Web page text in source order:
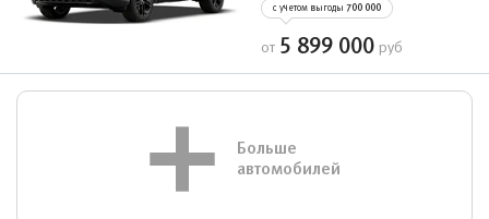
с учетом выгоды 700 000
от 5 899 000 руб
Больше
автомобилей